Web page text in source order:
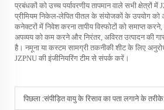
प्रबंधकों को उच्च पर्यावरणीय तापमान वाले सभी क्षेत्रों
प्रीमियम निकेल-लेपित पीतल के संयोजकों के उपयोग को
कनेक्टरों में निवेश करना तापीय विस्फोटों को समाप्त
अपव्यय को कम करने और निरंतर, अविरत उत्पादन की
है। नमूना या कस्टम सामग्री तकनीकी शीट के लिए
JZPNU की इंजीनियरिंग टीम से संपर्क करें।
पिछला :संपीड़ित वायु के रिसाव का पता लगाने के तरीके: